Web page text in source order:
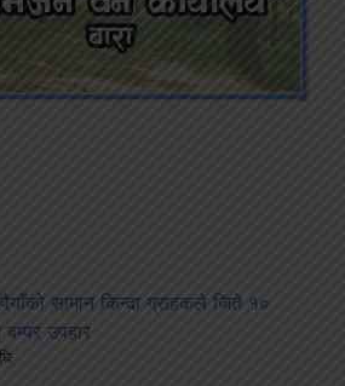
सामान किन्दा ग्राहकले जिते १०
उपहार